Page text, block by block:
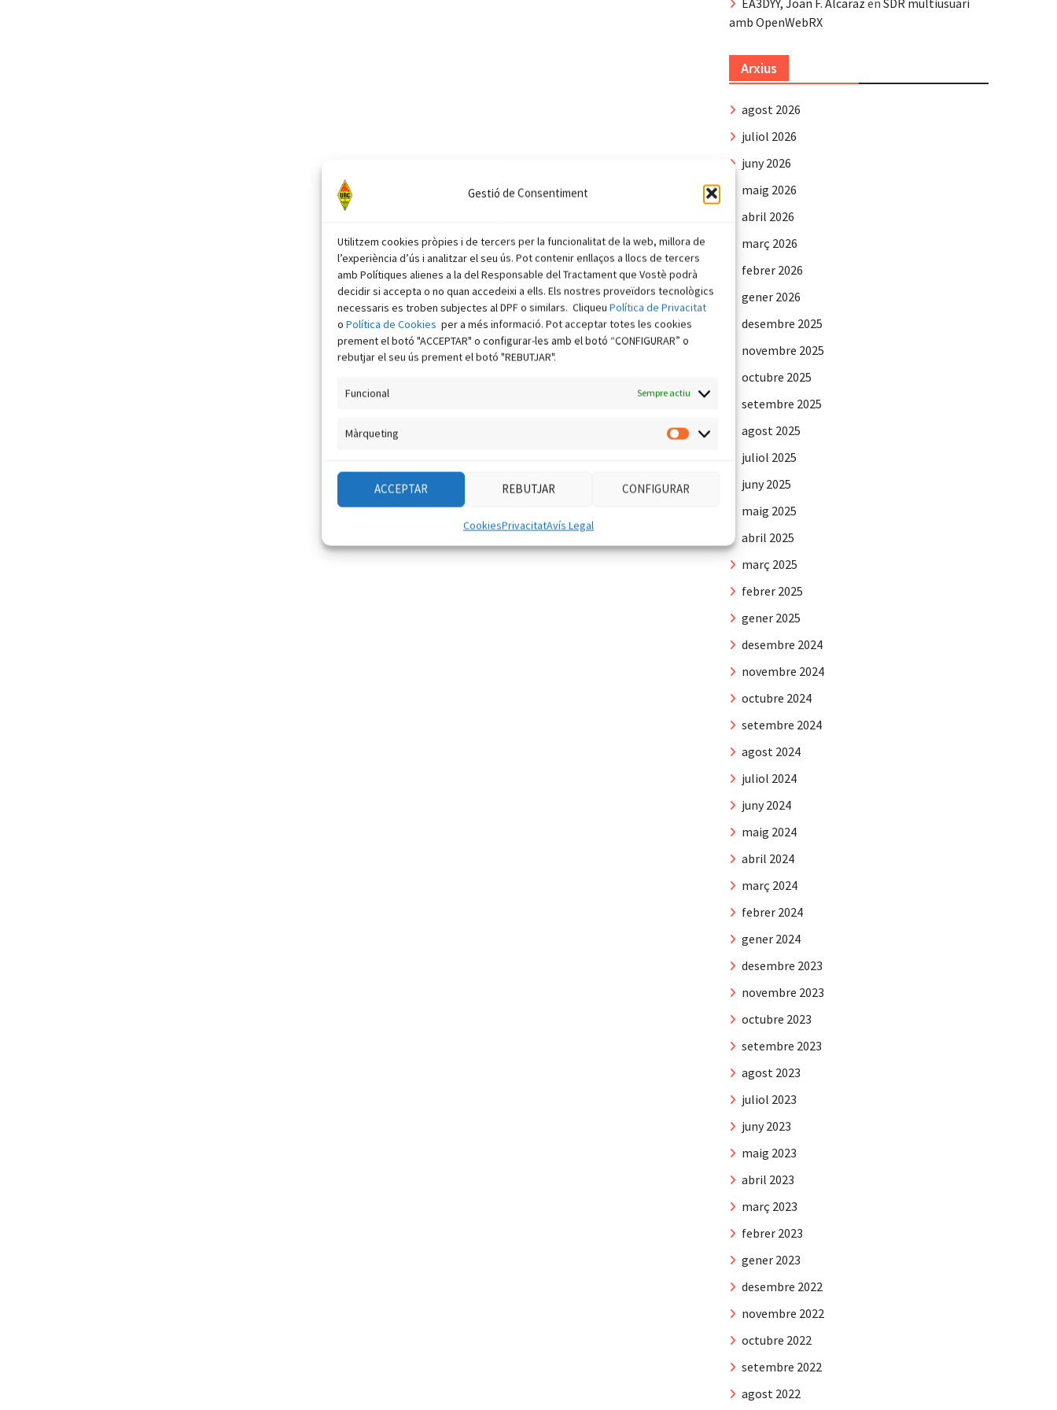
Gestió de Consentiment
Utilitzem cookies pròpies i de tercers per la funcionalitat de la web, millora de
l’experiència d’ús i analitzar el seu ús. Pot contenir enllaços a llocs de tercers
amb Polítiques alienes a la del Responsable del Tractament que Vostè podrà
decidir si accepta o no quan accedeixi a ells. Els nostres proveïdors tecnològics
necessaris es troben subjectes al DPF o similars. Cliqueu Política de Privacitat
o Política de Cookies per a més informació. Pot acceptar totes les cookies
prement el botó "ACCEPTAR" o configurar-les amb el botó “CONFIGURAR” o
rebutjar el seu ús prement el botó "REBUTJAR".
Funcional Sempre actiu
Màrqueting
Màrqueting
ACCEPTAR REBUTJAR CONFIGURAR
CookiesPrivacitatAvís Legal
amb OpenWebRX
Arxius
agost 2026
juliol 2026
juny 2026
maig 2026
abril 2026
març 2026
febrer 2026
gener 2026
desembre 2025
novembre 2025
octubre 2025
setembre 2025
agost 2025
juliol 2025
juny 2025
maig 2025
abril 2025
març 2025
febrer 2025
gener 2025
desembre 2024
novembre 2024
octubre 2024
setembre 2024
agost 2024
juliol 2024
juny 2024
maig 2024
abril 2024
març 2024
febrer 2024
gener 2024
desembre 2023
novembre 2023
octubre 2023
setembre 2023
agost 2023
juliol 2023
juny 2023
maig 2023
abril 2023
març 2023
febrer 2023
gener 2023
desembre 2022
novembre 2022
octubre 2022
setembre 2022
agost 2022